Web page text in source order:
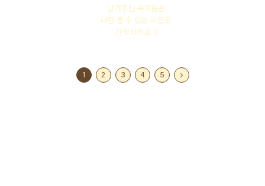
남겨주신 속마음은
나만 볼 수 있는 비밀로
간직되어요 :)
1 2 3 4 5